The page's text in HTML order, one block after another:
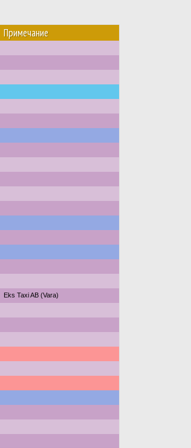
Примечание
Eks Taxi AB (Vara)